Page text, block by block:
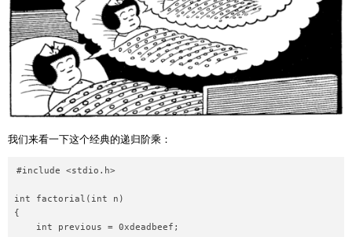
我们来看一下这个经典的递归阶乘：
#include <stdio.h>
int factorial(int n)
{
    int previous = 0xdeadbeef;